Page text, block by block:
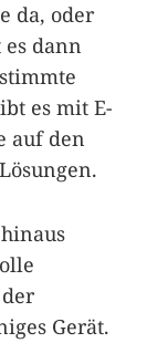
da, oder
dann
es mit E-
auf den
Gerät.